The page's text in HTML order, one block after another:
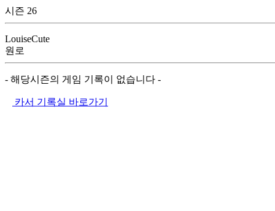
시즌 26
LouiseCute
원로
- 해당시즌의 게임 기록이 없습니다 -
카서 기록실 바로가기